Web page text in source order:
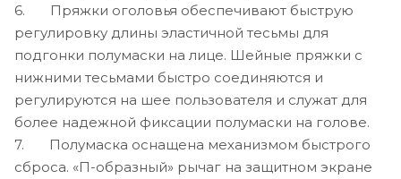
6. Пряжки оголовья обеспечивают быструю
регулировку длины эластичной тесьмы для
подгонки полумаски на лице. Шейные пряжки с
нижними тесьмами быстро соединяются и
регулируются на шее пользователя и служат для
более надежной фиксации полумаски на голове.
7. Полумаска оснащена механизмом быстрого
сброса. «П-образный» рычаг на защитном экране